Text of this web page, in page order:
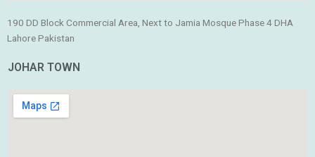
190 DD Block Commercial Area, Next to Jamia Mosque Phase 4 DHA
Lahore Pakistan
JOHAR TOWN